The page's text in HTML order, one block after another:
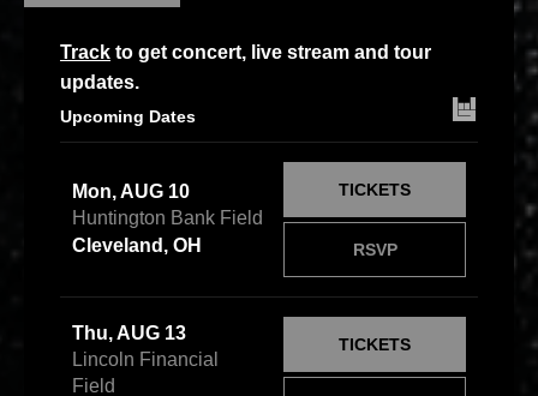
Track to get concert, live stream and tour
updates.
Upcoming Dates
Mon, AUG 10
Huntington Bank Field
Cleveland, OH
RSVP
TICKETS
Thu, AUG 13
Lincoln Financial
Field
TICKETS